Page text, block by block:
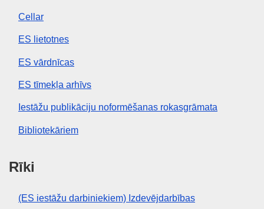
Cellar
ES lietotnes
ES vārdnīcas
ES tīmekļa arhīvs
Iestāžu publikāciju noformēšanas rokasgrāmata
Bibliotekāriem
Rīki
(ES iestāžu darbiniekiem) Izdevējdarbības